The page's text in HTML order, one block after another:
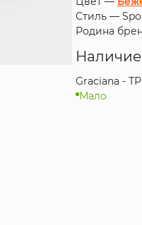
Стиль —
Родина
Наличие
Graciana -
Мало